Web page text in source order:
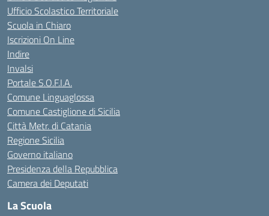
Ufficio Scolastico Territoriale
Scuola in Chiaro
Iscrizioni On Line
Indire
Invalsi
Portale S.O.F.I.A.
Comune Linguaglossa
Comune Castiglione di Sicilia
Città Metr. di Catania
Regione Sicilia
Governo italiano
Presidenza della Repubblica
Camera dei Deputati
La Scuola